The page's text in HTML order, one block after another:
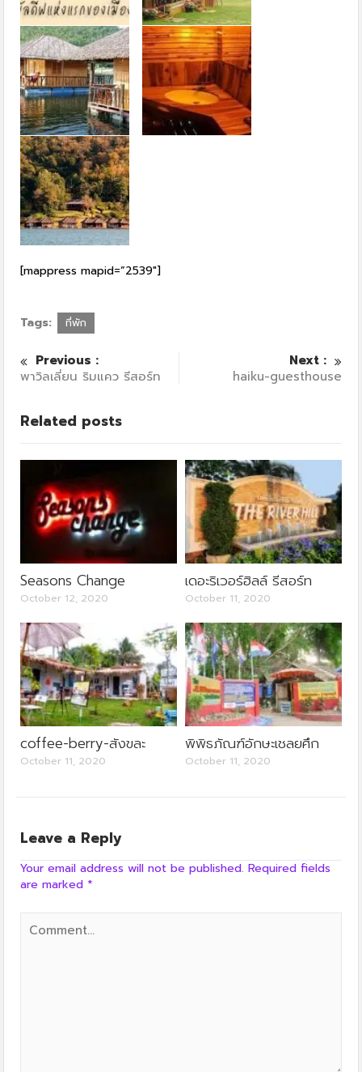
[mappress mapid=”2539″]
Tags: ที่พัก
Previous :
พาวิลเลี่ยน ริมแคว รีสอร์ท
Next :
haiku-guesthouse
Related posts
Seasons Change
October 12, 2020
เดอะริเวอร์ฮิลล์ รีสอร์ท
October 11, 2020
coffee-berry-สังขละ
October 11, 2020
พิพิธภัณฑ์อักษะเชลยศึก
October 11, 2020
Leave a Reply
Your email address will not be published. Required fields
are marked *